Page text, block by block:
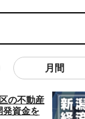
月間
の不動産
資金を